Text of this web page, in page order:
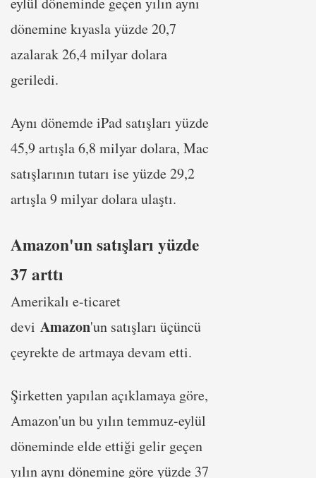
dönemine kıyasla yüzde 20,7
azalarak 26,4 milyar dolara
geriledi.
Aynı dönemde iPad satışları yüzde
45,9 artışla 6,8 milyar dolara, Mac
satışlarının tutarı ise yüzde 29,2
artışla 9 milyar dolara ulaştı.
Amazon'un satışları yüzde
37 arttı
Amerikalı e-ticaret
devi Amazon'un satışları üçüncü
çeyrekte de artmaya devam etti.
Şirketten yapılan açıklamaya göre,
Amazon'un bu yılın temmuz-eylül
döneminde elde ettiği gelir geçen
yılın aynı dönemine göre yüzde 37